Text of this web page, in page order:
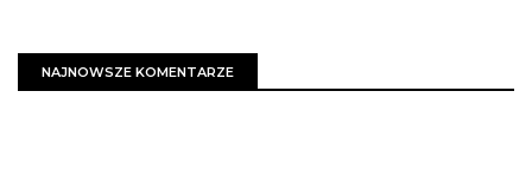
NAJNOWSZE KOMENTARZE